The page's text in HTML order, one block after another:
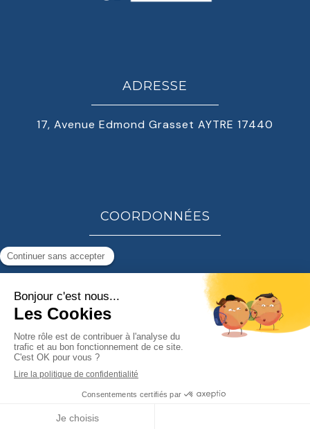
Appeler
ADRESSE
17, Avenue Edmond Grasset AYTRE 17440
COORDONNÉES
06 78 44 90 46
09 83 45 16 16
emmanuelle.ydier@c2p-patrimoine.fr